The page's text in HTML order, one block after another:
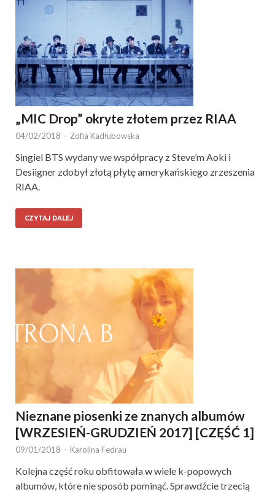
„MIC Drop” okryte złotem przez RIAA
04/02/2018 - Zofia Kadłubowska
Singiel BTS wydany we współpracy z Steve’m Aoki i
Desiigner zdobył złotą płytę amerykańskiego zrzeszenia
RIAA.
CZYTAJ DALEJ
Nieznane piosenki ze znanych albumów
[WRZESIEŃ-GRUDZIEŃ 2017] [CZĘŚĆ 1]
09/01/2018 - Karolina Fedrau
Kolejna część roku obfitowała w wiele k-popowych
albumów, które nie sposób pominąć. Sprawdźcie trzecią